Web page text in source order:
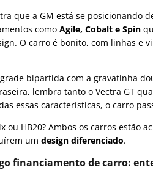
que a GM está se posicionando
como Agile, Cobalt e Spin
O carro é bonito, com linhas e
bipartida com a gravatinha
lembra tanto o Vectra GT
essas características, o carro
ou HB20? Ambos os carros estão
um design diferenciado.
financiamento de carro: